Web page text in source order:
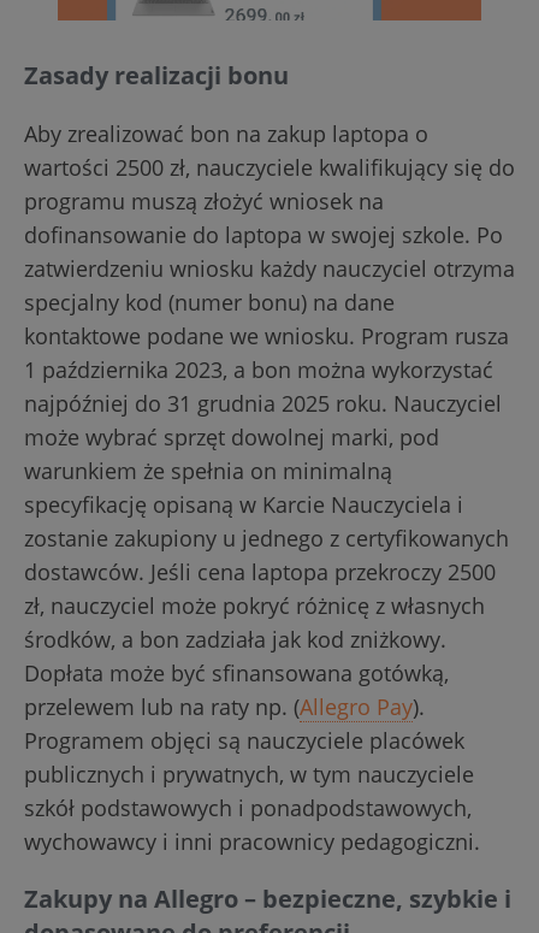
Zasady realizacji bonu
Aby zrealizować bon na zakup laptopa o
wartości 2500 zł, nauczyciele kwalifikujący się do
programu muszą złożyć wniosek na
dofinansowanie do laptopa w swojej szkole. Po
zatwierdzeniu wniosku każdy nauczyciel otrzyma
specjalny kod (numer bonu) na dane
kontaktowe podane we wniosku. Program rusza
1 października 2023, a bon można wykorzystać
najpóźniej do 31 grudnia 2025 roku. Nauczyciel
może wybrać sprzęt dowolnej marki, pod
warunkiem że spełnia on minimalną
specyfikację opisaną w Karcie Nauczyciela i
zostanie zakupiony u jednego z certyfikowanych
dostawców. Jeśli cena laptopa przekroczy 2500
zł, nauczyciel może pokryć różnicę z własnych
środków, a bon zadziała jak kod zniżkowy.
Dopłata może być sfinansowana gotówką,
przelewem lub na raty np. (Allegro Pay).
Programem objęci są nauczyciele placówek
publicznych i prywatnych, w tym nauczyciele
szkół podstawowych i ponadpodstawowych,
wychowawcy i inni pracownicy pedagogiczni.
Zakupy na Allegro – bezpieczne, szybkie i